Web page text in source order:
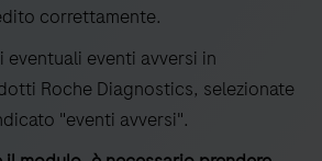
correttamente.
eventuali eventi avversi in
Roche Diagnostics, selezionate
"eventi avversi".